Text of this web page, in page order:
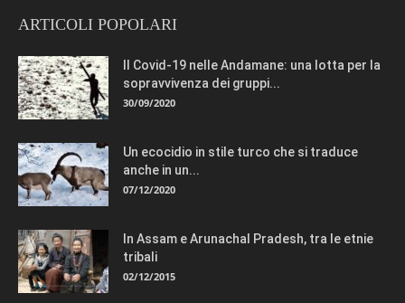
ARTICOLI POPOLARI
Il Covid-19 nelle Andamane: una lotta per la
sopravvivenza dei gruppi...
30/09/2020
Un ecocidio in stile turco che si traduce
anche in un...
07/12/2020
In Assam e Arunachal Pradesh, tra le etnie
tribali
02/12/2015